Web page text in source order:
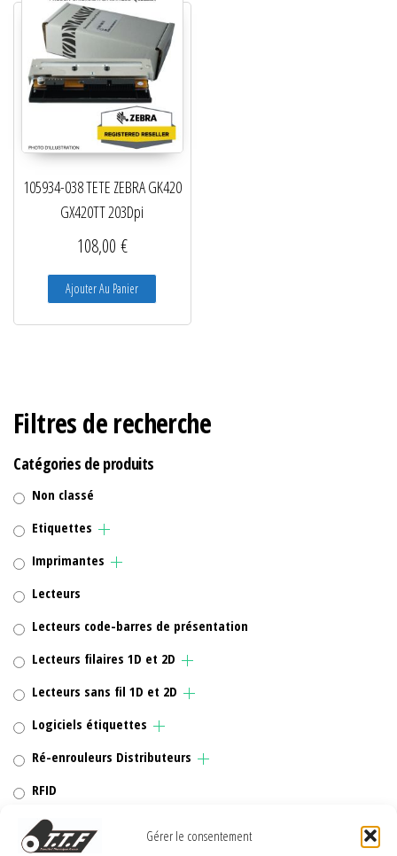
Gérer le consentement
105934-038 TETE ZEBRA GK420
GX420TT 203Dpi
108,00 €
Ajouter Au Panier
Filtres de recherche
Catégories de produits
Non classé
Etiquettes
Imprimantes
Lecteurs
Lecteurs code-barres de présentation
Lecteurs filaires 1D et 2D
Lecteurs sans fil 1D et 2D
Logiciels étiquettes
Ré-enrouleurs Distributeurs
RFID
Rubans transfert thermique